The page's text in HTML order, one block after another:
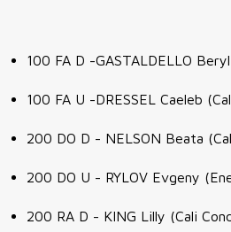
100 FA D -GASTALDELLO
100 FA U -DRESSEL Caeleb
200 DO D - NELSON Beata
200 DO U - RYLOV Evgeny
200 RA D - KING Lilly (Cali